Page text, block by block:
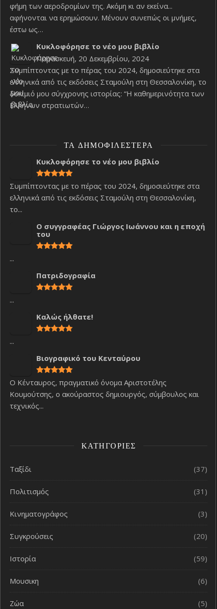
φήμη των αεροδρομίων της. Ακόμη κι αν εκείνα...
αφήνονται να ερημώσουν. Μένουν συνεπώς οι μνήμες,
έστω ως…
Κυκλοφόρησε το νέο μου βιβλίο
Παρασκευή, 20 Δεκεμβρίου, 2024
Συμπίπτοντας με το πέρας του 2024, δημοσιεύτηκε στα
ελληνικά από τις εκδόσεις Σταμούλη στη Θεσσαλονίκη, το
δοκίμιό μου σύγχρονης ιστορίας: “Η καθημερινότητα των
Ελλήνων στρατιωτών…
ΤΑ ΔΗΜΟΦΙΛΈΣΤΕΡΑ
Κυκλοφόρησε το νέο μου βιβλίο
Συμπίπτοντας με το πέρας του 2024, δημοσιεύτηκε στα
ελληνικά από τις εκδόσεις Σταμούλη στη Θεσσαλονίκη,
το...
Ο συγγραφέας Γιώργος Ιωάννου και η εποχή
του
...
Πατριδογραφία
...
Καλώς ήλθατε!
...
Βιογραφικό του Κενταύρου
Ο Κένταυρος, πραγματικό όνομα Αριστοτέλης
Κουμούτσης, ο ακούραστος δημιουργός, σύμβουλος και
τεχνικός...
ΚΑΤΗΓΟΡΊΕΣ
Ταξίδι (37)
Πολιτισμός (31)
Κινηματογράφος (3)
Συγκρούσεις (20)
Ιστορία (59)
Μουσικη (6)
Ζώα (5)